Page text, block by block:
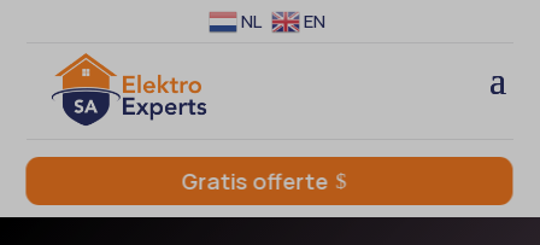
NL EN
Gratis offerte